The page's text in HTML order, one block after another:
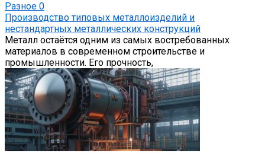
Разное 0
Производство типовых металлоизделий и
нестандартных металлических конструкций
Металл остаётся одним из самых востребованных
материалов в современном строительстве и
промышленности. Его прочность,